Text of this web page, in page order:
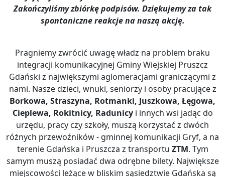
Zakończyliśmy zbiórkę podpisów. Dziękujemy za tak
spontaniczne reakcje na naszą akcję.
Pragniemy zwrócić uwagę władz na problem braku
integracji komunikacyjnej Gminy Wiejskiej Pruszcz
Gdański z największymi aglomeracjami graniczącymi z
nami. Nasze dzieci, wnuki, seniorzy i osoby pracujące z
Borkowa, Straszyna, Rotmanki, Juszkowa, Łęgowa,
Cieplewa, Rokitnicy, Radunicyi innych wsi jadąc do
urzędu, pracy czy szkoły, muszą korzystać z dwóch
różnych przewoźników - gminnej komunikacji Gryf, a na
terenie Gdańska i Pruszcza z transportu ZTM. Tym
samym muszą posiadać dwa odrębne bilety. Największe
miejscowości leżące w bliskim sąsiedztwie Gdańska są